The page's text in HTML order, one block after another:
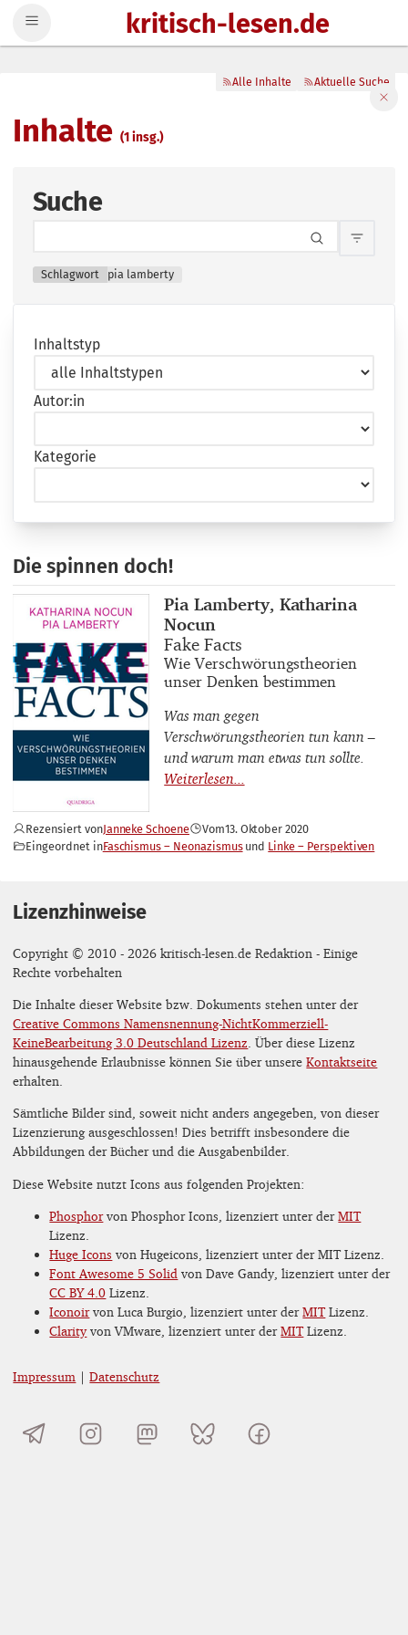
kritisch-lesen.de
Inhalte(1 insg.)
Alle Inhalte Aktuelle Suche
Suche
Schlagwort pia lamberty
Inhaltstyp
Autor:in
Kategorie
Die spinnen doch!
Buchautor_innen
Pia Lamberty, Katharina
Nocun
Buchtitel
Fake Facts
Buchuntertitel
Wie Verschwörungstheorien
unser Denken bestimmen
Was man gegen
Verschwörungstheorien tun kann –
und warum man etwas tun sollte.
Rezensiert vonJanneke Schoene Vom13. Oktober 2020
Eingeordnet inFaschismus – Neonazismus Linke – Perspektiven
Lizenzhinweise
Copyright © 2010 - 2026 kritisch-lesen.de Redaktion - Einige
Rechte vorbehalten
Die Inhalte dieser Website bzw. Dokuments stehen unter der
Creative Commons Namensnennung-NichtKommerziell-
KeineBearbeitung 3.0 Deutschland Lizenz . Über diese Lizenz
hinausgehende Erlaubnisse können Sie über unsereKontaktseite
erhalten.
Sämtliche Bilder sind, soweit nicht anders angegeben, von dieser
Lizenzierung ausgeschlossen! Dies betrifft insbesondere die
Abbildungen der Bücher und die Ausgabenbilder.
Diese Website nutzt Icons aus folgenden Projekten:
Phosphorvon Phosphor Icons, lizenziert unter derMIT
Lizenz.
Huge Icons von Hugeicons, lizenziert unter der MIT Lizenz.
Font Awesome 5 Solid von Dave Gandy, lizenziert unter der
CC BY 4.0 Lizenz.
Iconoirvon Luca Burgio, lizenziert unter derMITLizenz.
Clarityvon VMware, lizenziert unter derMITLizenz.
Impressum |Datenschutz